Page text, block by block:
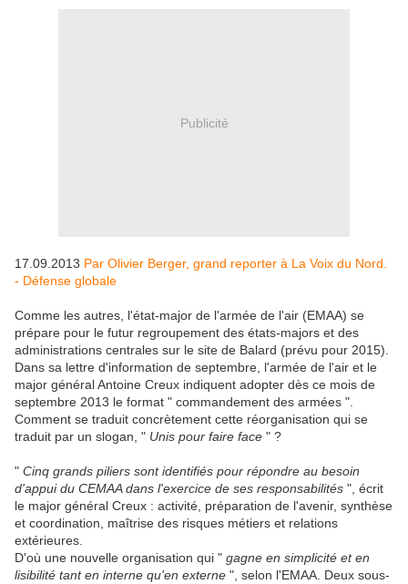
Publicité
17.09.2013 Par Olivier Berger, grand reporter à La Voix du Nord.
- Défense globale
Comme les autres, l'état-major de l'armée de l'air (EMAA) se
prépare pour le futur regroupement des états-majors et des
administrations centrales sur le site de Balard (prévu pour 2015).
Dans sa lettre d'information de septembre, l'armée de l'air et le
major général Antoine Creux indiquent adopter dès ce mois de
septembre 2013 le format " commandement des armées ".
Comment se traduit concrètement cette réorganisation qui se
traduit par un slogan, " Unis pour faire face " ?
" Cinq grands piliers sont identifiés pour répondre au besoin
d'appui du CEMAA dans l'exercice de ses responsabilités ", écrit
le major général Creux : activité, préparation de l'avenir, synthèse
et coordination, maîtrise des risques métiers et relations
extérieures.
D'où une nouvelle organisation qui " gagne en simplicité et en
lisibilité tant en interne qu'en externe ", selon l'EMAA. Deux sous-